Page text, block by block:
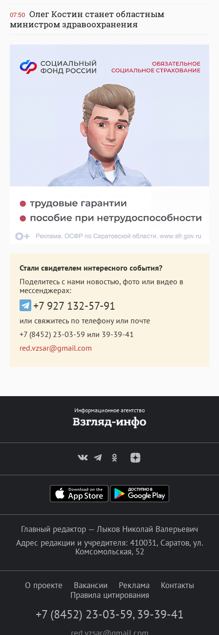
07:50 Олег Костин станет областным
министром здравоохранения
Стали свидетелем интересного события?
Поделитесь с нами новостью, фото или видео в
мессенджерах:
+7 927 132-57-91
или свяжитесь по телефону или почте
+7 (8452) 23-03-59 или 39-39-41
red.vzsar@gmail.com
Информационное агентство
Главный редактор — Лыков Николай Валерьевич
Адрес редакции и учредителя: 410031, Саратов, ул.
Комсомольская, 52
О проекте Вакансии Реклама
Контакты
Правила цитирования
+7 (8452) 23-03-59, 39-39-41